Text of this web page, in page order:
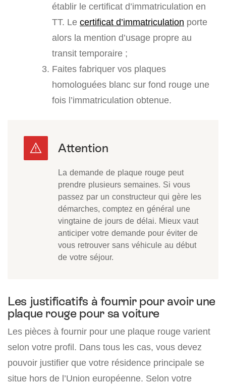
établir le certificat d’immatriculation en
TT. Le certificat d’immatriculation porte
alors la mention d’usage propre au
transit temporaire ;
Faites fabriquer vos plaques
homologuées blanc sur fond rouge une
fois l’immatriculation obtenue.
La demande de plaque rouge peut
prendre plusieurs semaines. Si vous
passez par un constructeur qui gère les
démarches, comptez en général une
vingtaine de jours de délai. Mieux vaut
anticiper votre demande pour éviter de
vous retrouver sans véhicule au début
de votre séjour.
Les justificatifs à fournir pour avoir une
plaque rouge pour sa voiture
Les pièces à fournir pour une plaque rouge varient
selon votre profil. Dans tous les cas, vous devez
pouvoir justifier que votre résidence principale se
situe hors de l’Union européenne. Selon votre